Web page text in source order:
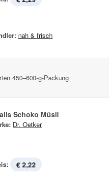
nah & frisch
450–600-g-Packung
Schoko Müsli
Dr. Oetker
€ 2,22